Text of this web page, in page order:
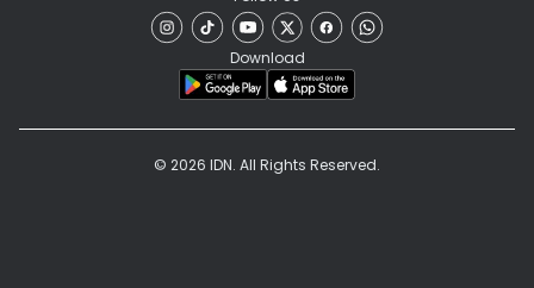
Download
© 2026 IDN. All Rights Reserved.